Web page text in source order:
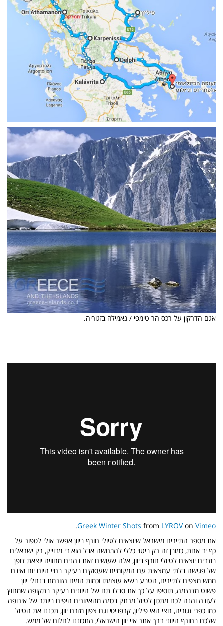
אגם הדרקון על רכס הר טימפי / גאמילה בזגוריה.
Greek Winter Shots from LYROVon Vimeo
.
את מספר התיירים מישראל שיוצאים לטיולי חורף ביוון אפשר אולי לספור על
כף יד אחת, כמובן זה רק ביטוי כללי להמחשה אבל הוא די מדוייק, רק ישראלים
בודדים יוצאים לטיולי חורף ביוון, אלה שעושים זאת נהנים מחוויה יוצאת דופן
של פגישה בלתי עמצאית עם המקומיים שעסוקים בעיקר בחיי היום יום ואינם
ממש מצפים לתיירים, הטבע בשיא עוצמתו וכמות המים הזורמת בנחלי יוון
פשוט מדהימה, תוסיפו על כך את סבלנותם של היוונים בעיקר בתקופה שמחוץ
לעונה והנה לכם מתכון לטיול מרתק בכמה מהאיזורים היפים ביותר של אירופה
כמו כפרי זגוריה, חצי האי פיליון, קרפניסי וגם צפון מזרח יוון, תכננו את הטיול
שלכם בחורף היווני דרך אתר איי יוון הישראלי, התכוננו לחלום של ממש.